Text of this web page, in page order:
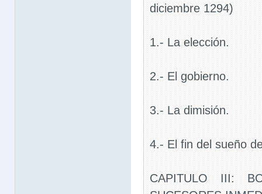
diciembre 1294)
1.- La elección.
2.- El gobierno.
3.- La dimisión.
4.- El fin del sueño
CAPITULO III: